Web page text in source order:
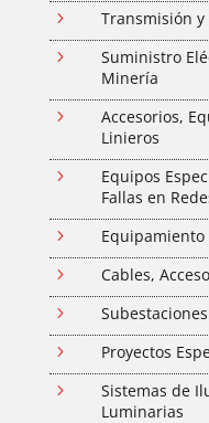
5 Transmisión
5
Suministro
Minería
5
Accesorios,
Linieros
5
Equipos
Fallas en
5
5 Cables,
5
5 Proyectos
5
Sistemas de
Luminarias